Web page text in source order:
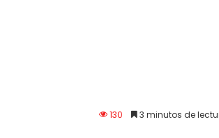
130 3 minutos de